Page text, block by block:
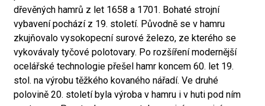
dřevěných hamrů z let 1658 a 1701. Bohaté strojní
vybavení pochází z 19. století. Původně se v hamru
zkujňovalo vysokopecní surové železo, ze kterého se
vykovávaly tyčové polotovary. Po rozšíření modernější
ocelářské technologie přešel hamr koncem 60. let 19.
stol. na výrobu těžkého kovaného nářadí. Ve druhé
polovině 20. století byla výroba v hamru i v huti pod ním